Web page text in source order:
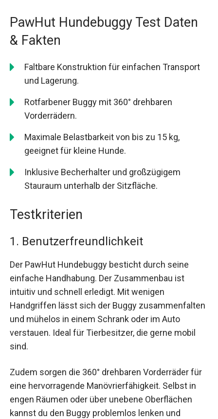
PawHut Hundebuggy Test Daten
& Fakten
Faltbare Konstruktion für einfachen Transport
und Lagerung.
Rotfarbener Buggy mit 360° drehbaren
Vorderrädern.
Maximale Belastbarkeit von bis zu 15 kg,
geeignet für kleine Hunde.
Inklusive Becherhalter und großzügigem
Stauraum unterhalb der Sitzfläche.
Testkriterien
1. Benutzerfreundlichkeit
Der PawHut Hundebuggy besticht durch seine
einfache Handhabung. Der Zusammenbau ist
intuitiv und schnell erledigt. Mit wenigen
Handgriffen lässt sich der Buggy zusammenfalten
und mühelos in einem Schrank oder im Auto
verstauen. Ideal für Tierbesitzer, die gerne mobil
sind.
Zudem sorgen die 360° drehbaren Vorderräder für
eine hervorragende Manövrierfähigkeit. Selbst in
engen Räumen oder über unebene Oberflächen
kannst du den Buggy problemlos lenken und